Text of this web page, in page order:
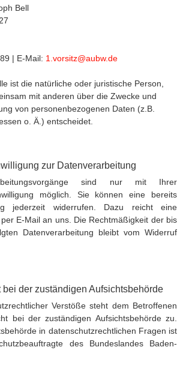
Bell
| E-Mail: 1.vorsitz@aubw.de
ist die natürliche oder juristische Person,
mit anderen über die Zwecke und
von personenbezogenen Daten (z.B.
o. Ä.) entscheidet.
zur Datenverarbeitung
sind nur mit Ihrer
möglich. Sie können eine bereits
jederzeit widerrufen. Dazu reicht eine
E-Mail an uns. Die Rechtmäßigkeit der bis
Datenverarbeitung bleibt vom Widerruf
bei der zuständigen Aufsichtsbehörde
Verstöße steht dem Betroffenen
bei der zuständigen Aufsichtsbehörde zu.
in datenschutzrechtlichen Fragen ist
des Bundeslandes Baden-